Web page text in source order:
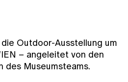
Outdoor-Ausstellung um
– angeleitet von den
des Museumsteams.